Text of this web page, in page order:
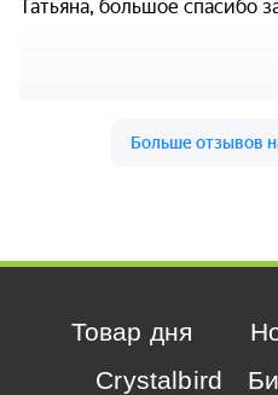
Товар дня
Crystalbird